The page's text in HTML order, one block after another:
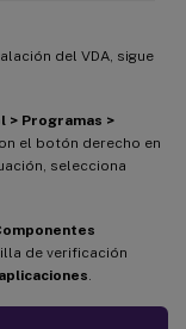
del VDA, sigue
> Programas >
el botón derecho en
selecciona
de verificación